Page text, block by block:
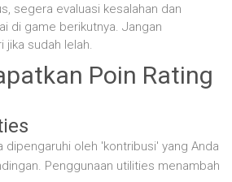
segera evaluasi kesalahan dan
di game berikutnya. Jangan
jika sudah lelah.
Poin Rating
dipengaruhi oleh 'kontribusi' yang Anda
Penggunaan utilities menambah